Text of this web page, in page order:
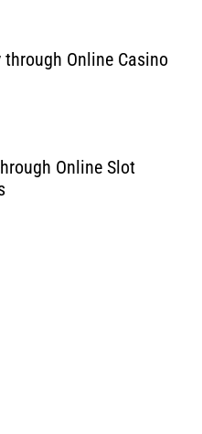
through Online Casino
Online Slot